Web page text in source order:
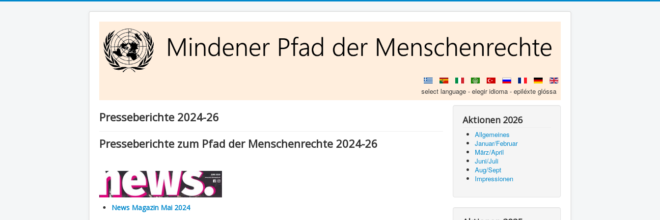
select language - elegir idioma - epiléxte glóssa
Presseberichte 2024-26
Presseberichte zum Pfad der Menschenrechte 2024-26
News Magazin Mai 2024
Aktionen 2026
Allgemeines
Januar/Februar
März/April
Juni/Juli
Aug/Sept
Impressionen